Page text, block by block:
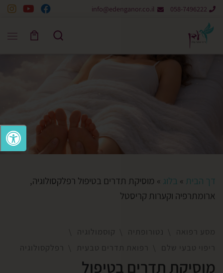
Skip to content
058-7496222
info@edenganor.co.il
Search
דך הבית » בלוג » מוסיקת תדרים בטיפול רפלקסולוגיה,
ארומתרפיה וקערות קריסטל
מסע רפואה נטורופתיה
קוסמולוגיה
ריפוי טבעי שלם
רפואת תדרים טבעית רפלקסולוגיה
מוסיקת תדרים בטיפול